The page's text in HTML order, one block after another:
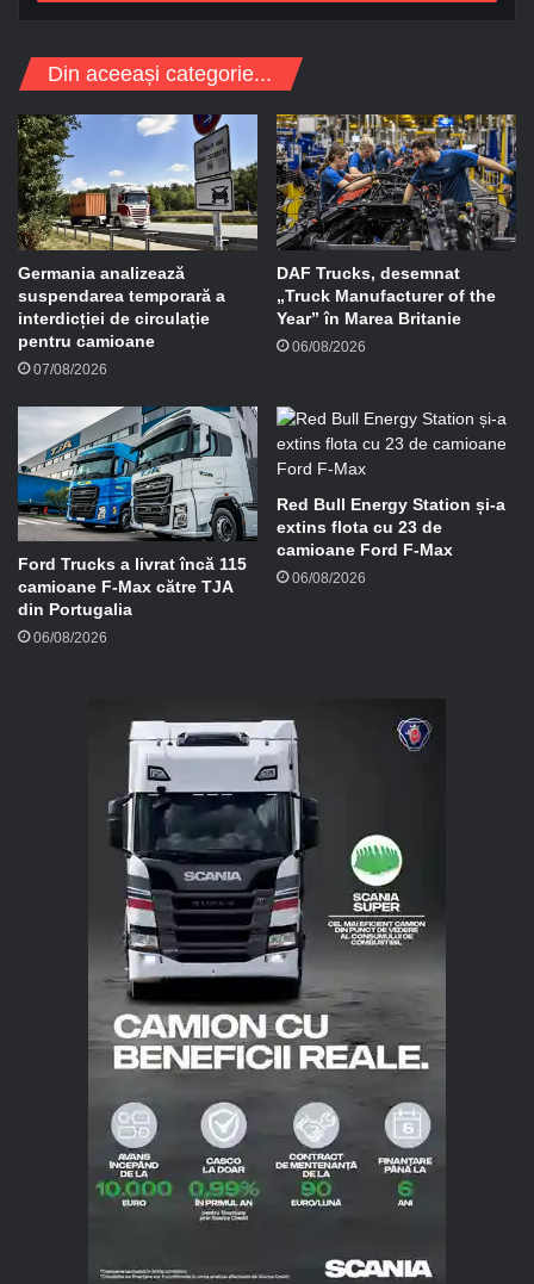
s
d
-
m
a
i
l
Din aceeași categorie...
Germania analizează
suspendarea temporară a
interdicției de circulație
pentru camioane
07/08/2026
DAF Trucks, desemnat
„Truck Manufacturer of the
Year” în Marea Britanie
06/08/2026
Ford Trucks a livrat încă 115
camioane F-Max către TJA
din Portugalia
06/08/2026
Red Bull Energy Station și-a
extins flota cu 23 de
camioane Ford F-Max
06/08/2026